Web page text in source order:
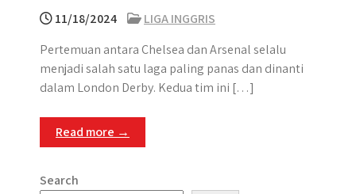
11/18/2024
LIGA INGGRIS
Pertemuan antara Chelsea dan Arsenal selalu
menjadi salah satu laga paling panas dan dinanti
dalam London Derby. Kedua tim ini […]
Read more →
Search